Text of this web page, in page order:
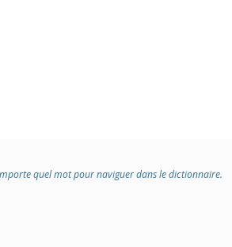
quel mot pour naviguer dans le dictionnaire.